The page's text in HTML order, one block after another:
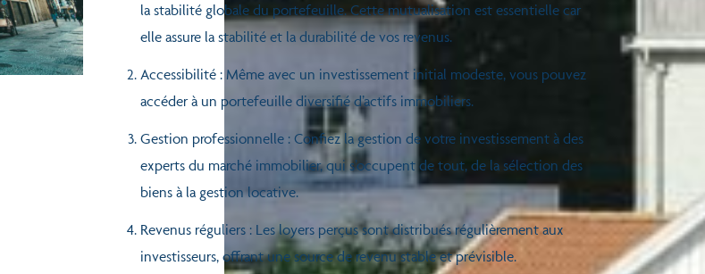
la stabilité globale du portefeuille. Cette mutualisation est essentielle car
elle assure la stabilité et la durabilité de vos revenus.
Accessibilité : Même avec un investissement initial modeste, vous pouvez
accéder à un portefeuille diversifié d’actifs immobiliers.
Gestion professionnelle : Confiez la gestion de votre investissement à des
experts du marché immobilier, qui s’occupent de tout, de la sélection des
biens à la gestion locative.
Revenus réguliers : Les loyers perçus sont distribués régulièrement aux
investisseurs, offrant une source de revenu stable et prévisible.